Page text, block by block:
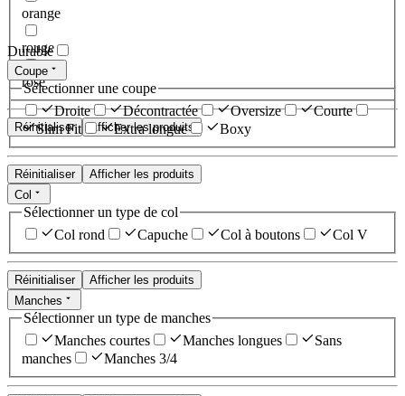
orange
rouge
rose
Réinitialiser Afficher les produits
Durable
Coupe
Sélectionner une coupe
Droite
Décontractée Oversize
Courte
Slim Fit
Extra longue Boxy
Réinitialiser
Afficher les produits
Col
Sélectionner un type de col
Col rond
Capuche Col à boutons Col V
Réinitialiser
Afficher les produits
Manches
Sélectionner un type de manches
Manches courtes
Manches longues
Sans
manches
Manches 3/4